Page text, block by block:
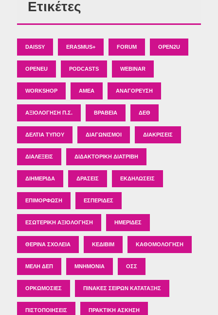
Ετικέτες
DAISSY ERASMUS+ FORUM OPEN2U
OPENEU PODCASTS WEBINAR
WORKSHOP ΑΜΕΑ ΑΝΑΓΌΡΕΥΣΗ
ΑΞΙΟΛΌΓΗΣΗ Π.Σ. ΒΡΑΒΕΊΑ ΔΕΘ
ΔΕΛΤΊΑ ΤΎΠΟΥ ΔΙΑΓΩΝΙΣΜΟΊ ΔΙΑΚΡΊΣΕΙΣ
ΔΙΑΛΈΞΕΙΣ ΔΙΔΑΚΤΟΡΙΚΉ ΔΙΑΤΡΙΒΉ
ΔΙΗΜΕΡΊΔΑ ΔΡΆΣΕΙΣ ΕΚΔΗΛΏΣΕΙΣ
ΕΠΙΜΌΡΦΩΣΗ ΕΣΠΕΡΊΔΕΣ
ΕΣΩΤΕΡΙΚΉ ΑΞΙΟΛΌΓΗΣΗ ΗΜΕΡΊΔΕΣ
ΘΕΡΙΝΆ ΣΧΟΛΕΊΑ ΚΕΔΙΒΙΜ ΚΑΘΟΜΟΛΌΓΗΣΗ
ΜΈΛΗ ΔΕΠ ΜΝΗΜΌΝΙΑ ΟΣΣ
ΟΡΚΩΜΟΣΊΕΣ ΠΊΝΑΚΕΣ ΣΕΙΡΏΝ ΚΑΤΆΤΑΞΗΣ
ΠΙΣΤΟΠΟΙΉΣΕΙΣ ΠΡΑΚΤΙΚΉ ΆΣΚΗΣΗ